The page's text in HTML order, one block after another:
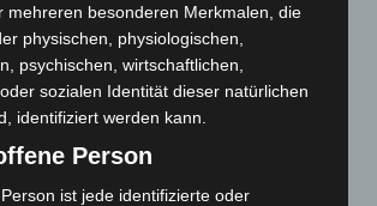
Märzen ist untergärig und besticht
süffigen Malz-Charakter, mit
13,5% Stammwürze, den Bio-
Malz und Karamell-Malz sowie den
Hallertauer Tradition und Smaragd.
mehreren besonderen Merkmalen, die
physischen, physiologischen,
psychischen, wirtschaftlichen,
sozialen Identität dieser natürlichen
identifiziert werden kann.
Person
ist jede identifizierte oder